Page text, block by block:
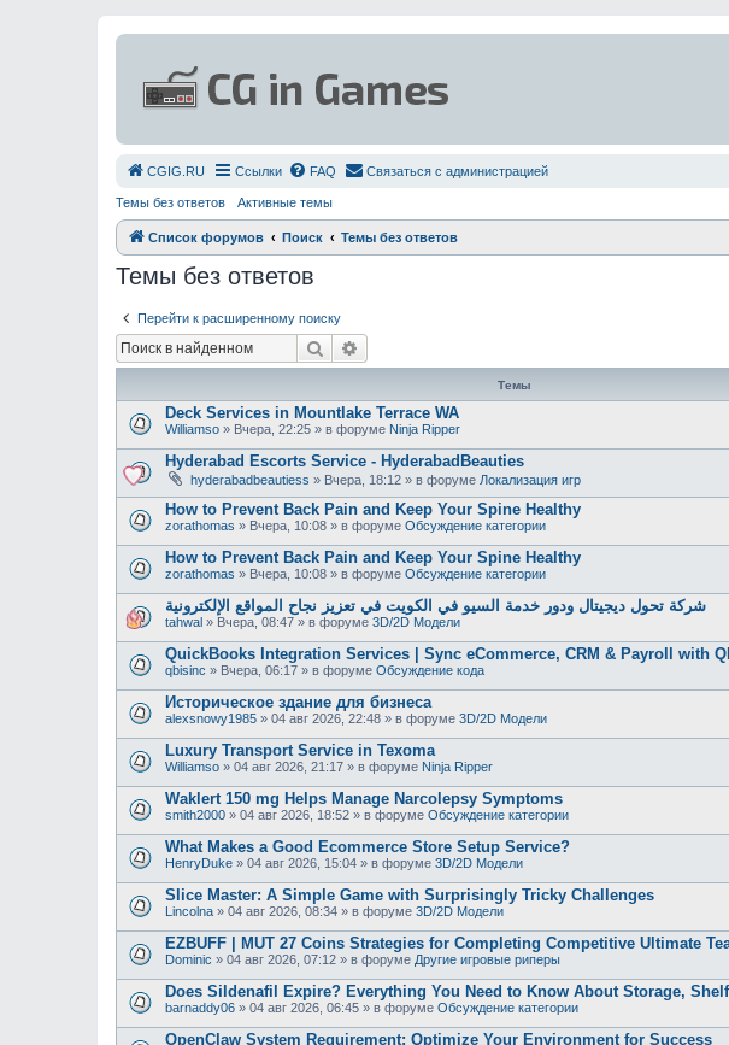
СGIG.RU Ссылки FAQ Связаться с администрацией
Темы без ответов Активные темы
Список форумов Поиск Темы без ответов
Темы без ответов
Перейти к расширенному поиску
Поиск
Темы
Deck Services in Mountlake Terrace WA
Williamso » Вчера, 22:25 » в форуме Ninja Ripper
Hyderabad Escorts Service - HyderabadBeauties
hyderabadbeautiess » Вчера, 18:12 » в форуме Локализация игр
How to Prevent Back Pain and Keep Your Spine Healthy
zorathomas » Вчера, 10:08 » в форуме Обсуждение категории
How to Prevent Back Pain and Keep Your Spine Healthy
zorathomas » Вчера, 10:08 » в форуме Обсуждение категории
شركة تحول ديجيتال ودور خدمة السيو في الكويت في تعزيز نجاح المواقع الإلكترونية
tahwal » Вчера, 08:47 » в форуме 3D/2D Модели
QuickBooks Integration Services | Sync eCommerce, CRM & Payroll with
qbisinc » Вчера, 06:17 » в форуме Обсуждение кода
Историческое здание для бизнеса
alexsnowy1985 » 04 авг 2026, 22:48 » в форуме 3D/2D Модели
Luxury Transport Service in Texoma
Williamso » 04 авг 2026, 21:17 » в форуме Ninja Ripper
Waklert 150 mg Helps Manage Narcolepsy Symptoms
smith2000 » 04 авг 2026, 18:52 » в форуме Обсуждение категории
What Makes a Good Ecommerce Store Setup Service?
HenryDuke » 04 авг 2026, 15:04 » в форуме 3D/2D Модели
Slice Master: A Simple Game with Surprisingly Tricky Challenges
Lincolna » 04 авг 2026, 08:34 » в форуме 3D/2D Модели
EZBUFF | MUT 27 Coins Strategies for Completing Competitive Ultimate
Dominic » 04 авг 2026, 07:12 » в форуме Другие игровые риперы
Does Sildenafil Expire? Everything You Need to Know About Storage,
barnaddy06 » 04 авг 2026, 06:45 » в форуме Обсуждение категории
OpenClaw System Requirement: Optimize Your Environment for Success